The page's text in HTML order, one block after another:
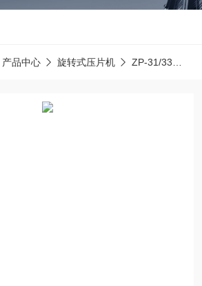
产品中心 旋转式压片机 ZP-31/33